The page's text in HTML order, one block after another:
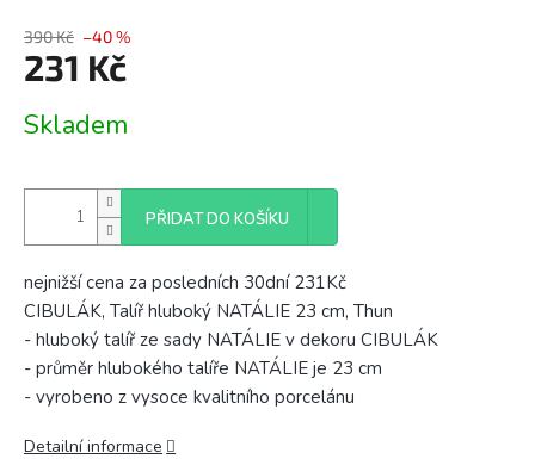
390 Kč –40 %
231 Kč
cena:
Skladem
PŘIDAT DO KOŠÍKU
nejnižší cena za posledních 30dní 231Kč
CIBULÁK, Talíř hluboký NATÁLIE 23 cm, Thun
- hluboký talíř ze sady NATÁLIE v dekoru CIBULÁK
- průměr hlubokého talíře NATÁLIE je 23 cm
- vyrobeno z vysoce kvalitního porcelánu
Detailní informace